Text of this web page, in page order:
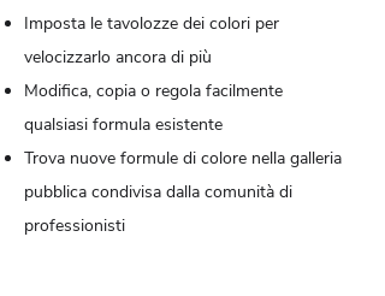
Imposta le tavolozze dei colori per
velocizzarlo ancora di più
Modifica, copia o regola facilmente
qualsiasi formula esistente
Trova nuove formule di colore nella galleria
pubblica condivisa dalla comunità di
professionisti